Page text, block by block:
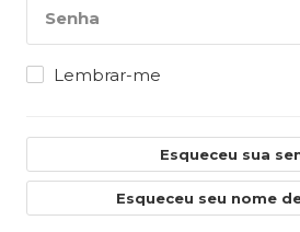
Senha
Lembrar-me
Esqueceu sua
Esqueceu seu nome